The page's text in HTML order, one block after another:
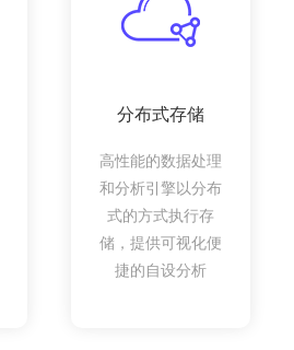
分布式存储
高性能的数据处理
和分析引擎以分布
式的方式执行存
储，提供可视化便
捷的自设分析